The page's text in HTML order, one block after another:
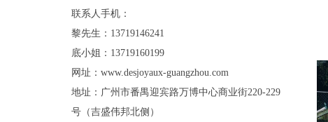
联系人手机：
黎先生：13719146241
底小姐：13719160199
网址：www.desjoyaux-guangzhou.com
地址：广州市番禺迎宾路万博中心商业街220-229
号（吉盛伟邦北侧）